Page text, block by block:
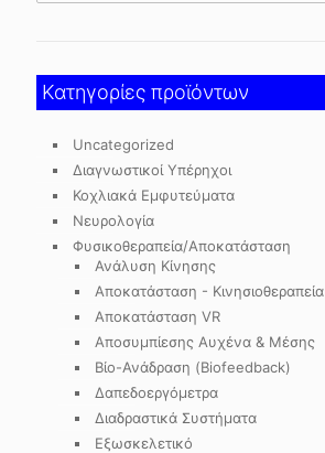
Κατηγορίες προϊόντων
Uncategorized
Διαγνωστικοί Υπέρηχοι
Κοχλιακά Εμφυτεύματα
Νευρολογία
Φυσικοθεραπεία/Αποκατάσταση
Ανάλυση Κίνησης
Αποκατάσταση - Κινησιοθεραπεία
Αποκατάσταση VR
Αποσυμπίεσης Αυχένα & Μέσης
Βίο-Ανάδραση (Biofeedback)
Δαπεδοεργόμετρα
Διαδραστικά Συστήματα
Εξωσκελετικό